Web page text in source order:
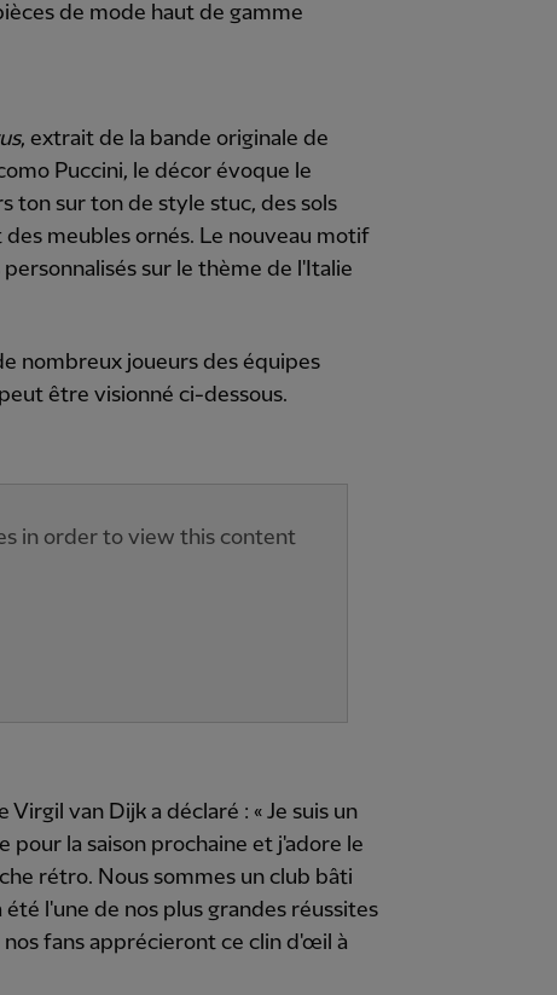
de mode haut de gamme
, extrait de la bande originale de
Puccini, le décor évoque le
ton sur ton de style stuc, des sols
meubles ornés. Le nouveau motif
sur le thème de l'Italie
nombreux joueurs des équipes
être visionné ci-dessous.
in order to view this content
van Dijk a déclaré : « Je suis un
la saison prochaine et j'adore le
rétro. Nous sommes un club bâti
l'une de nos plus grandes réussites
nos fans apprécieront ce clin d'œil à